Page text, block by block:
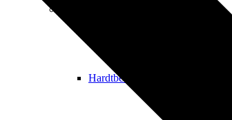
Hardtbergturm